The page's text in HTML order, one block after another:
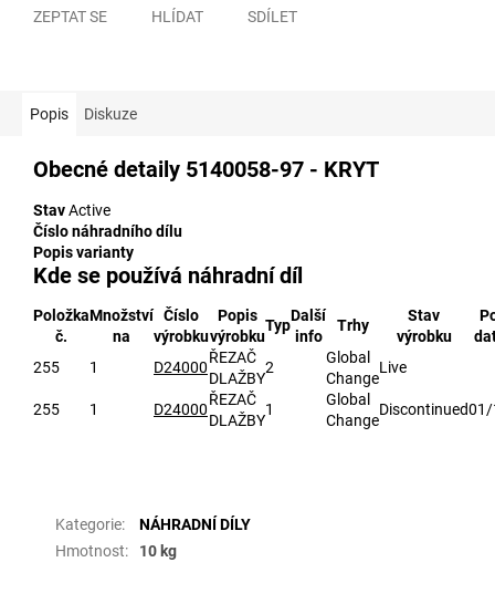
ZEPTAT SE HLÍDAT SDÍLET
Popis Diskuze
Obecné detaily 5140058-97 - KRYT
StavActive
Číslo náhradního dílu
Popis varianty
Kde se používá náhradní díl
Položka
č.
Množství
na
Číslo
výrobku
Popis
výrobku
Typ
Další
info
Trhy
Stav
výrobku
255
1 D24000
ŘEZAČ
DLAŽBY
2
Global
Change
Live
255 1 D24000
ŘEZAČ
DLAŽBY
1
Global
Change
Discontinued01/
Kategorie:
NÁHRADNÍ DÍLY
Hmotnost: 10 kg